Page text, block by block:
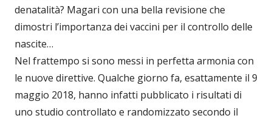
denatalità? Magari con una bella revisione che
dimostri l’importanza dei vaccini per il controllo delle
nascite…
Nel frattempo si sono messi in perfetta armonia con
le nuove direttive. Qualche giorno fa, esattamente il 9
maggio 2018, hanno infatti pubblicato i risultati di
uno studio controllato e randomizzato secondo il